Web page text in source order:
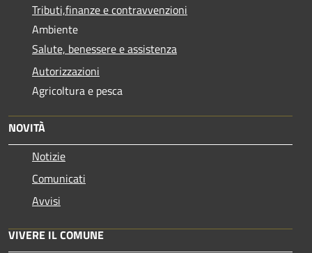
Tributi,finanze e contravvenzioni
Ambiente
Salute, benessere e assistenza
Autorizzazioni
Agricoltura e pesca
NOVITÀ
Notizie
Comunicati
Avvisi
VIVERE IL COMUNE